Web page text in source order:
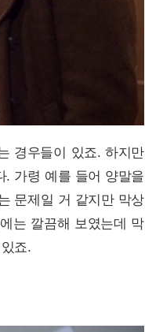
경우들이 있죠. 하지만
. 가령 예를 들어 양말을
문제일 거 같지만 막상
는 깔끔해 보였는데 막
죠.